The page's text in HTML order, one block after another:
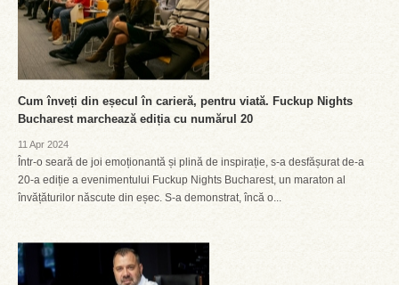
Cum înveți din eșecul în carieră, pentru viată. Fuckup Nights
Bucharest marchează ediția cu numărul 20
11 Apr 2024
Într-o seară de joi emoționantă și plină de inspirație, s-a desfășurat de-a
20-a ediție a evenimentului Fuckup Nights Bucharest, un maraton al
învățăturilor născute din eșec. S-a demonstrat, încă o...